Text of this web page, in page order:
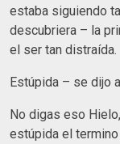
estaba siguiendo
descubriera – la
el ser tan distraída.
Estúpida – se dijo
No digas eso
estúpida el